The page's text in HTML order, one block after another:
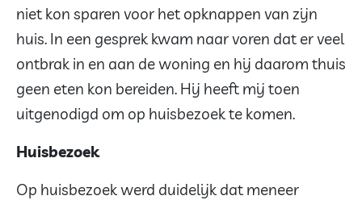
niet kon sparen voor het opknappen van zijn
huis. In een gesprek kwam naar voren dat er veel
ontbrak in en aan de woning en hij daarom thuis
geen eten kon bereiden. Hij heeft mij toen
uitgenodigd om op huisbezoek te komen.
Huisbezoek
Op huisbezoek werd duidelijk dat meneer